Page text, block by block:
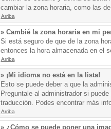
cambiar la zona horaria, como las
Arriba
» Cambié la zona horaria en mi
Si está seguro de que de la zona
entonces la hora almacenada en el
Arriba
» ¡Mi idioma no está en la lista!
Esto se puede deber a que la
Preguntale al administrador si
traducción. Podes encontrar más
Arriba
» ¿Cómo se puede poner una